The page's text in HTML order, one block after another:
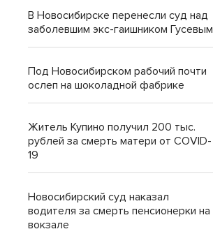
В Новосибирске перенесли суд над
заболевшим экс-гаишником Гусевым
Под Новосибирском рабочий почти
ослеп на шоколадной фабрике
Житель Купино получил 200 тыс.
рублей за смерть матери от COVID-
19
Новосибирский суд наказал
водителя за смерть пенсионерки на
вокзале